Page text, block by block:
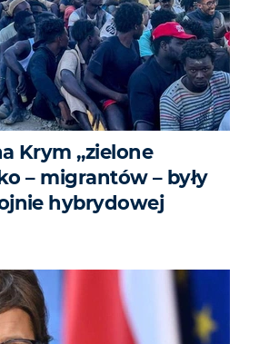
Krym „zielone
– migrantów – były
hybrydowej